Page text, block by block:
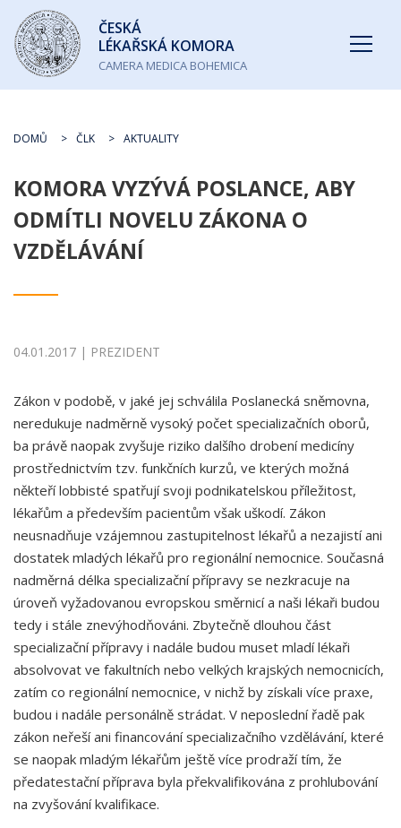
Česká
lékařská
komora
ČESKÁ
LÉKAŘSKÁ KOMORA
CAMERA MEDICA BOHEMICA
DOMŮ ČLK AKTUALITY
KOMORA VYZÝVÁ POSLANCE, ABY
ODMÍTLI NOVELU ZÁKONA O
VZDĚLÁVÁNÍ
04.01.2017 | PREZIDENT
Zákon v podobě, v jaké jej schválila Poslanecká sněmovna,
neredukuje nadměrně vysoký počet specializačních oborů,
ba právě naopak zvyšuje riziko dalšího drobení medicíny
prostřednictvím tzv. funkčních kurzů, ve kterých možná
někteří lobbisté spatřují svoji podnikatelskou příležitost,
lékařům a především pacientům však uškodí. Zákon
neusnadňuje vzájemnou zastupitelnost lékařů a nezajistí ani
dostatek mladých lékařů pro regionální nemocnice. Současná
nadměrná délka specializační přípravy se nezkracuje na
úroveň vyžadovanou evropskou směrnicí a naši lékaři budou
tedy i stále znevýhodňováni. Zbytečně dlouhou část
specializační přípravy i nadále budou muset mladí lékaři
absolvovat ve fakultních nebo velkých krajských nemocnicích,
zatím co regionální nemocnice, v nichž by získali více praxe,
budou i nadále personálně strádat. V neposlední řadě pak
zákon neřeší ani financování specializačního vzdělávání, které
se naopak mladým lékařům ještě více prodraží tím, že
předatestační příprava byla překvalifikována z prohlubování
na zvyšování kvalifikace.